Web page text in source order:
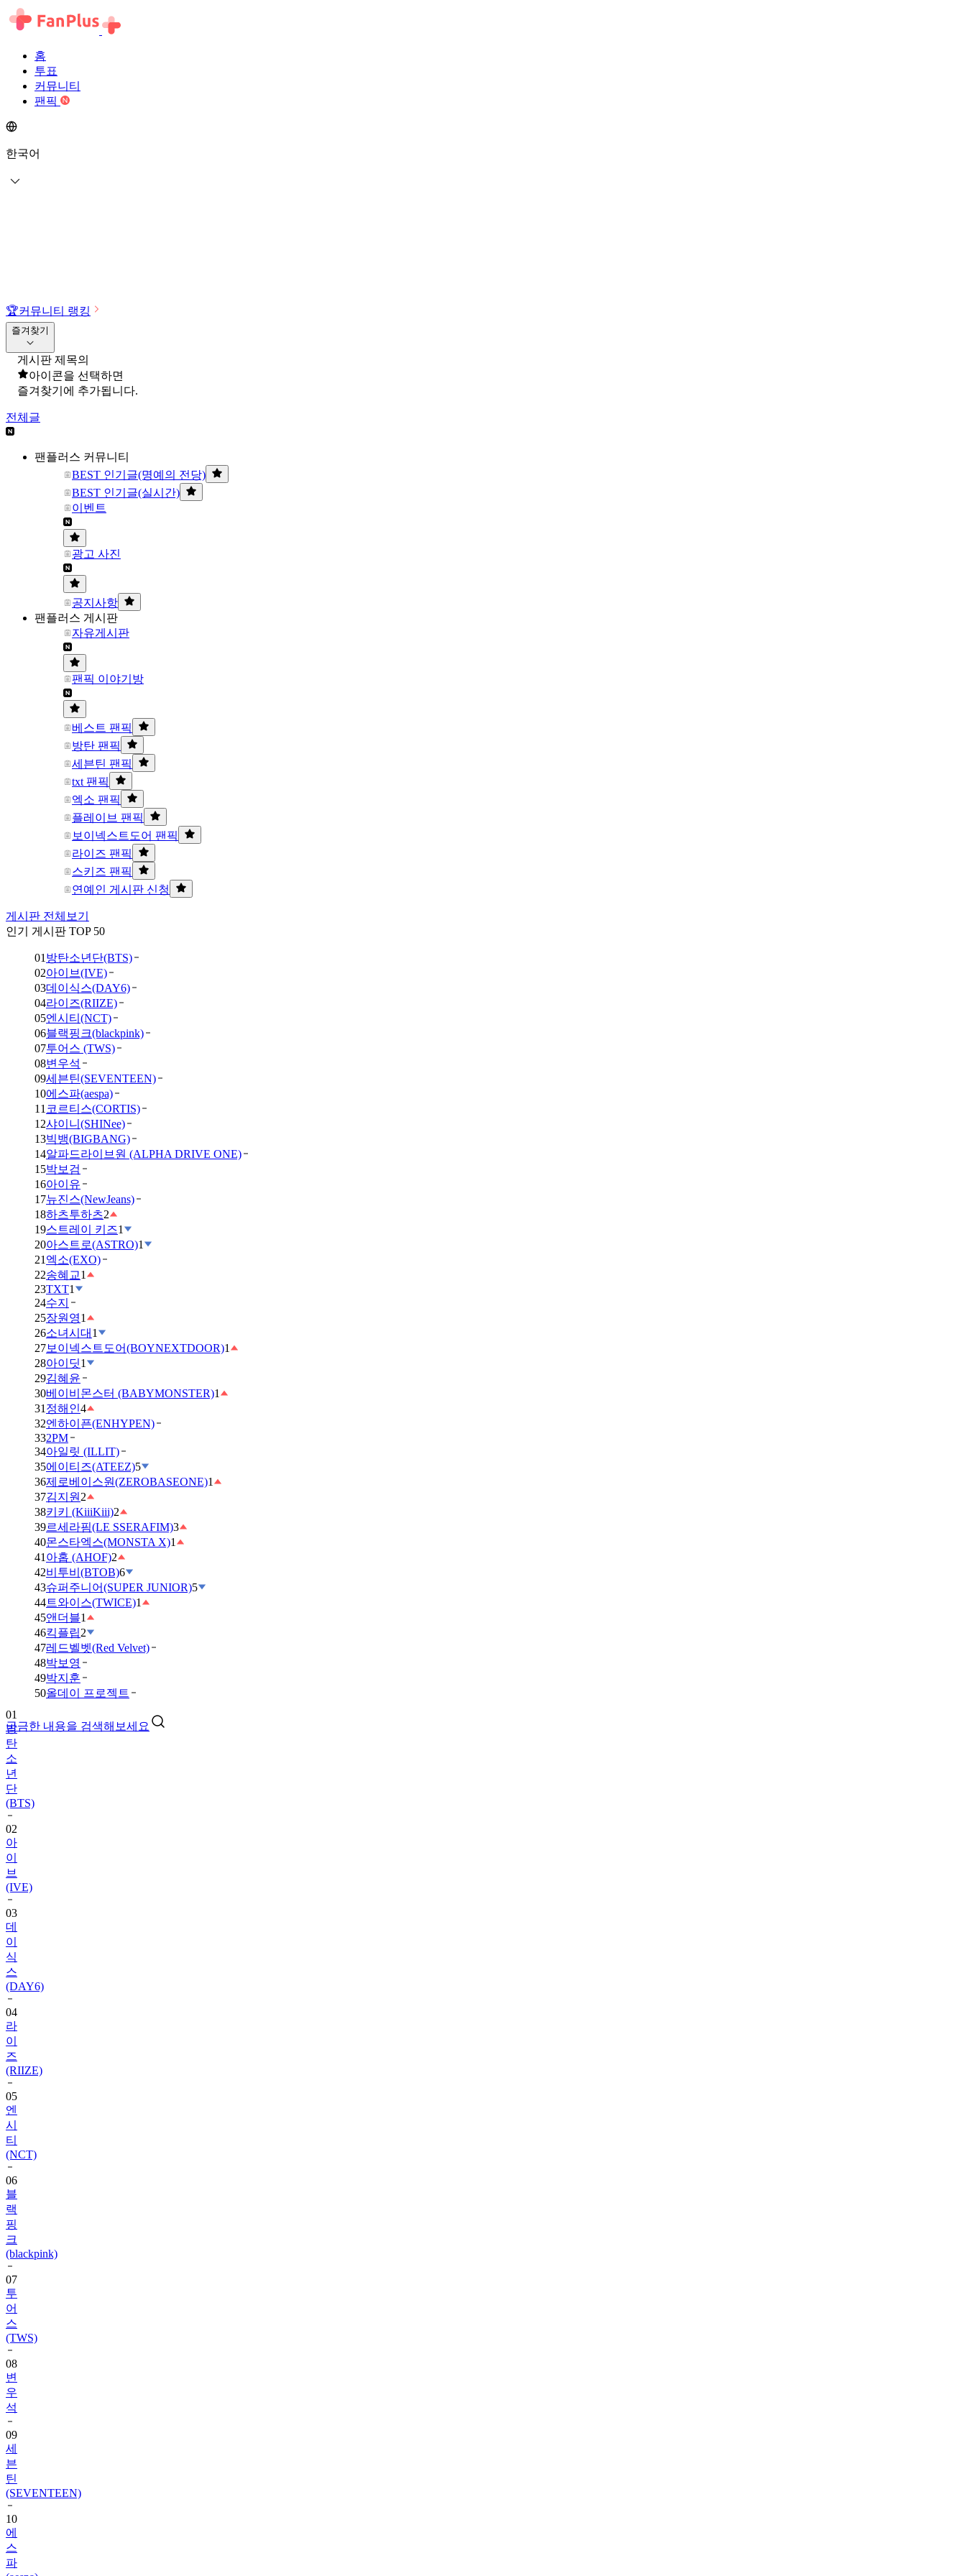
홈
투표
커뮤니티
팬픽
한국어
🏆커뮤니티 랭킹
즐겨찾기
게시판 제목의
아이콘을 선택하면
즐겨찾기에 추가됩니다.
전체글
팬플러스 커뮤니티
BEST 인기글(명예의 전당)
BEST 인기글(실시간)
이벤트
광고 사진
공지사항
팬플러스 게시판
자유게시판
팬픽 이야기방
베스트 팬픽
방탄 팬픽
세븐틴 팬픽
txt 팬픽
엑소 팬픽
플레이브 팬픽
보이넥스트도어 팬픽
라이즈 팬픽
스키즈 팬픽
연예인 게시판 신청
게시판 전체보기
인기 게시판 TOP 50
01 방탄소년단(BTS)
02아이브(IVE)
03데이식스(DAY6)
04라이즈(RIIZE)
05엔시티(NCT)
06블랙핑크(blackpink)
07투어스 (TWS)
08변우석
09세븐틴(SEVENTEEN)
10에스파(aespa)
11 코르티스(CORTIS)
12샤이니(SHINee)
13빅뱅(BIGBANG)
14알파드라이브원 (ALPHA DRIVE ONE)
15박보검
16아이유
17뉴진스(NewJeans)
18하츠투하츠2
19스트레이 키즈1
20아스트로(ASTRO)1
21 엑소(EXO)
22송혜교1
23TXT1
24수지
25장원영1
26소녀시대 1
27보이넥스트도어(BOYNEXTDOOR)1
28아이딧1
29김혜윤
30베이비몬스터 (BABYMONSTER)1
31 정해인4
32엔하이픈(ENHYPEN)
332PM
34아일릿 (ILLIT)
35에이티즈(ATEEZ)5
36제로베이스원(ZEROBASEONE)1
37김지원 2
38키키 (KiiiKiii)2
39르세라핌(LE SSERAFIM)3
40몬스타엑스(MONSTA X)1
41 아홉 (AHOF)2
42비투비(BTOB)6
43슈퍼주니어(SUPER JUNIOR)5
44트와이스(TWICE)1
45앤더블1
46킥플립2
47레드벨벳(Red Velvet)
48박보영
49박지훈
50올데이 프로젝트
궁금한 내용을 검색해보세요
탄
소
년
단
(BTS)
02
아
이
브
(IVE)
03
데
이
식
스
(DAY6)
04
라
이
즈
(RIIZE)
05
엔
시
티
(NCT)
06
블
랙
핑
크
(blackpink)
07
투
어
스
(TWS)
08
변
우
석
09
세
븐
틴
(SEVENTEEN)
10
에
스
파
(aespa)